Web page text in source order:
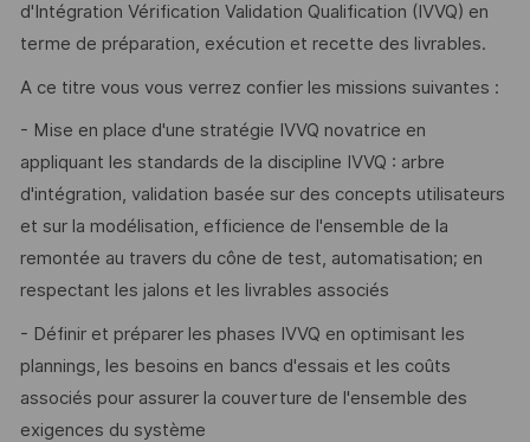
d'Intégration Vérification Validation Qualification (IVVQ) en
terme de préparation, exécution et recette des livrables.
A ce titre vous vous verrez confier les missions suivantes :
- Mise en place d'une stratégie IVVQ novatrice en
appliquant les standards de la discipline IVVQ : arbre
d'intégration, validation basée sur des concepts utilisateurs
et sur la modélisation, efficience de l'ensemble de la
remontée au travers du cône de test, automatisation; en
respectant les jalons et les livrables associés
- Définir et préparer les phases IVVQ en optimisant les
plannings, les besoins en bancs d'essais et les coûts
associés pour assurer la couverture de l'ensemble des
exigences du système